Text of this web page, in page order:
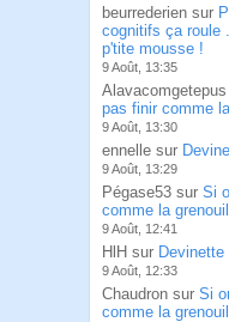
beurrederien sur
cognitifs ça roule
p'tite mousse !
9 Août, 13:35
pas finir comme
9 Août, 13:30
ennelle sur
9 Août, 13:29
Pégase53 sur Si
comme la
9 Août, 12:41
HlH sur Devinette
9 Août, 12:33
Chaudron sur Si
comme la